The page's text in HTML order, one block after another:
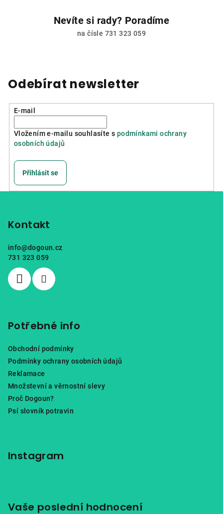
Nevíte si rady? Poradíme
na čísle 731 323 059
Odebírat newsletter
E-mail
Vložením e-mailu souhlasíte s podmínkami ochrany
osobních údajů
Přihlásit se
Kontakt
info@dogoun.cz
731 323 059
Potřebné info
Obchodní podmínky
Podmínky ochrany osobních údajů
Reklamace
Množstevní a věrnostní slevy
Proč Dogoun?
Psí slovník potravin
Instagram
Vaše poslední hodnocení